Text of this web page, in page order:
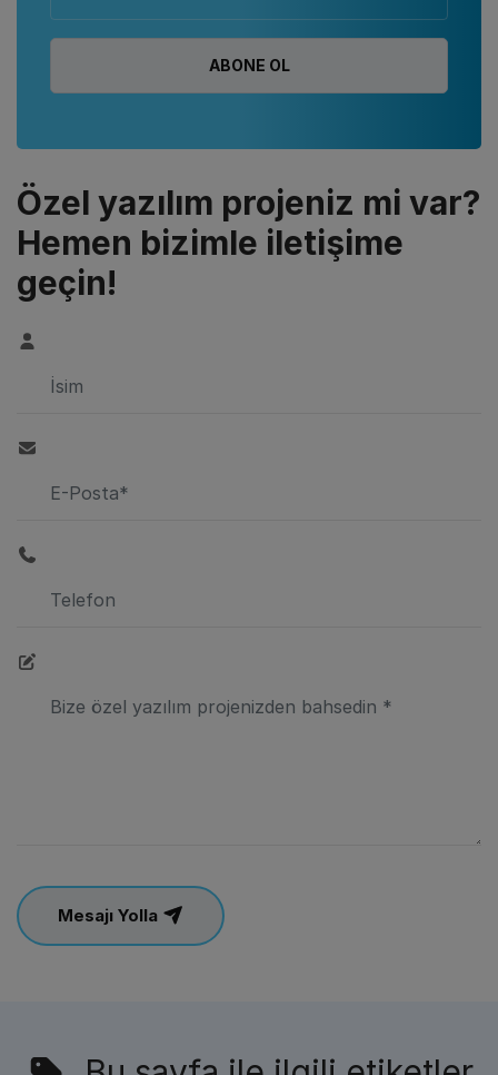
ABONE OL
Özel yazılım projeniz mi var?
Hemen bizimle iletişime
geçin!
Mesajı Yolla